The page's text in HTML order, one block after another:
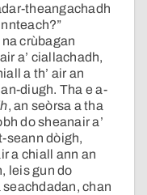
theangachadh
crùbagan
a’ ciallachadh,
a th’ air an
diugh. Tha e a-
, an seòrsa a tha
do sheanair a’
seann dòigh,
a chiall ann an
leis gun do
chan